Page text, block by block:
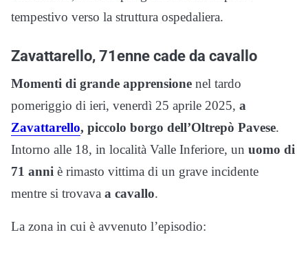
tempestivo verso la struttura ospedaliera.
Zavattarello, 71enne cade da cavallo
Momenti di grande apprensione nel tardo
pomeriggio di ieri, venerdì 25 aprile 2025, a
Zavattarello, piccolo borgo dell’Oltrepò Pavese.
Intorno alle 18, in località Valle Inferiore, un uomo di
71 anni è rimasto vittima di un grave incidente
mentre si trovava a cavallo.
La zona in cui è avvenuto l’episodio: